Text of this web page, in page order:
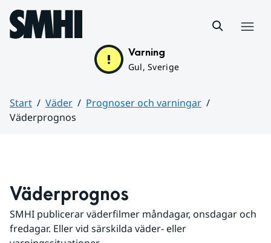
Hoppa till sidans innehåll
Varning
Gul, Sverige
Start Väder
Prognoser och varningar
Väderprognos
Väderprognos
SMHI publicerar väderfilmer måndagar, onsdagar och
fredagar. Eller vid särskilda väder- eller